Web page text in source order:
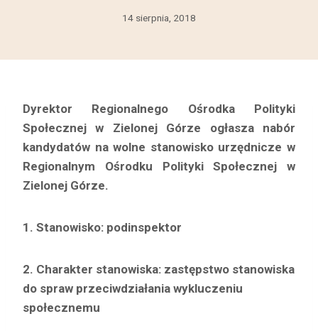
14 sierpnia, 2018
Dyrektor Regionalnego Ośrodka Polityki
Społecznej w Zielonej Górze ogłasza nabór
kandydatów na wolne stanowisko urzędnicze w
Regionalnym Ośrodku Polityki Społecznej w
Zielonej Górze.
1. Stanowisko: podinspektor
2. Charakter stanowiska: zastępstwo stanowiska
do spraw przeciwdziałania wykluczeniu
społecznemu